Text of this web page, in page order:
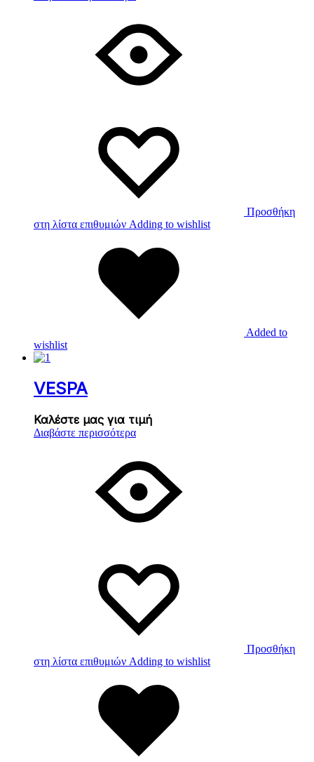
Προσθήκη
στη λίστα επιθυμιών Adding to wishlist
Added to
wishlist
VESPA
Καλέστε μας για τιμή
Διαβάστε περισσότερα
Προσθήκη
στη λίστα επιθυμιών Adding to wishlist